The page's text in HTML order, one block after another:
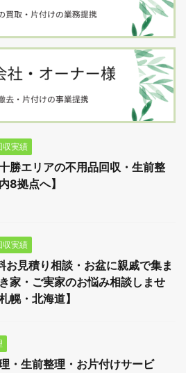
収実績
勝エリアの不用品回収・生前整
8拠点へ】
収実績
お見積り相談・お盆に親戚で集ま
家・ご実家のお悩み相談しませ
幌・北海道】
・生前整理・お片付けサービ